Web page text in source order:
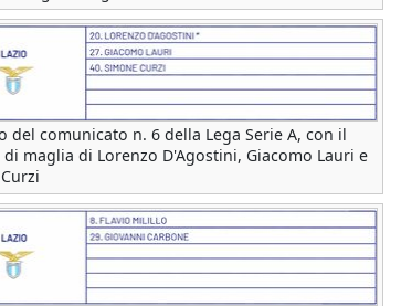
del comunicato n. 6 della Lega Serie A, con il
maglia di Lorenzo D'Agostini, Giacomo Lauri e